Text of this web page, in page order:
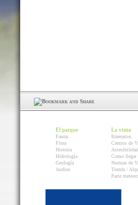
El parque
Fauna
Flora
Historia
Hidrología
Geología
Audios
La visita
Itinerarios
Centros de
Accesibilidad
Como llegar
Normas de
Tienda /
Parte